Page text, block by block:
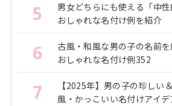
5
男女どちらにも使える「中
おしゃれな名付け例を紹介
6
古風・和風な男の子の名前
おしゃれな名付け例352
7
【2025年】男の子の珍しい
風・かっこいい名付けアイデ